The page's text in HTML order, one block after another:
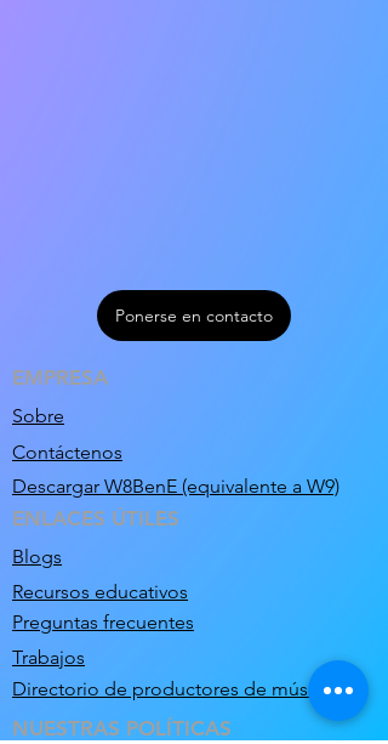
Ponerse en contacto
EMPRESA
Sobre
Contáctenos
ENLACES ÚTILES
Blogs
Recursos educativos
Preguntas frecuentes
Trabajos
Directorio de productores de música
NUESTRAS POLÍTICAS
Descargar W8BenE (equivalente a W9)